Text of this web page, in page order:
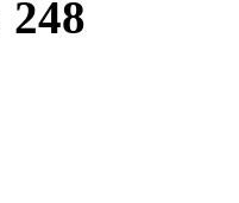
248